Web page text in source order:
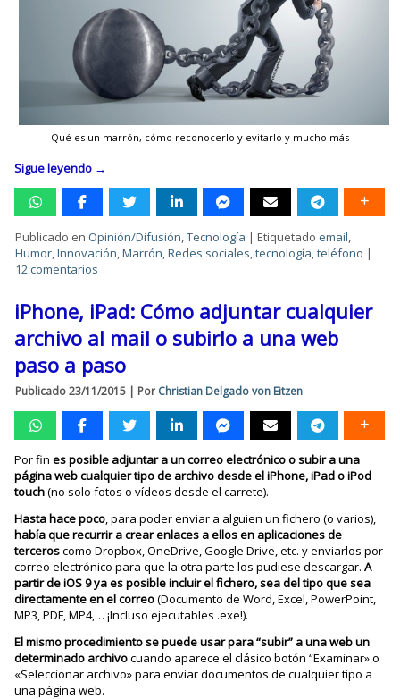
Qué es un marrón, cómo reconocerlo y evitarlo y mucho más
Sigue leyendo →
Publicado en Opinión/Difusión ,Tecnología |Etiquetado email
Humor ,Innovación ,Marrón ,Redes sociales ,tecnología ,teléfono |
12 comentarios
iPhone, iPad: Cómo adjuntar cualquier
archivo al mail o subirlo a una web
paso a paso
Publicado 23/11/2015 | Por Christian Delgado von Eitzen
Por fines posible adjuntar a un correo electrónico o subir a una
página web cualquier tipo de archivo desde el iPhone, iPad o iPod
touch(no solo fotos o vídeos desde el carrete).
Hasta hace poco , para poder enviar a alguien un fichero (o varios),
había que recurrir a crear enlaces a ellos en aplicaciones de
terceroscomo Dropbox, OneDrive, Google Drive, etc. y enviarlos por
correo electrónico para que la otra parte los pudiese descargar.A
partir de iOS 9 ya es posible incluir el fichero, sea del tipo que sea
directamente en el correo(Documento de Word, Excel, PowerPoint,
MP3, PDF, MP4,… ¡Incluso ejecutables .exe!).
El mismo procedimiento se puede usar para “subir” a una web un
determinado archivocuando aparece el clásico botón “Examinar» o
«Seleccionar archivo» para enviar documentos de cualquier tipo a
una página web.